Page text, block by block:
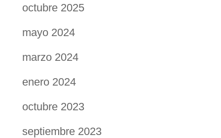
octubre 2025
mayo 2024
marzo 2024
enero 2024
octubre 2023
septiembre 2023